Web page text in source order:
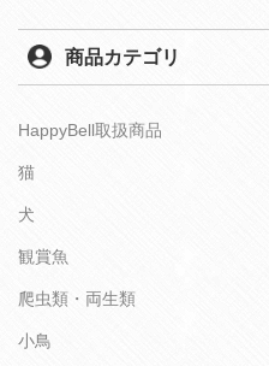
商品カテゴリ
HappyBell取扱商品
猫
犬
観賞魚
爬虫類・両生類
小鳥